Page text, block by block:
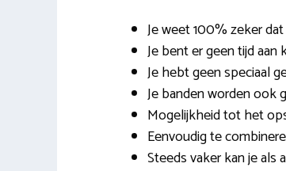
Je weet 100% zeker
Je bent er geen tijd
Je hebt geen speciaal
Je banden worden ook
Mogelijkheid tot het
Eenvoudig te
Steeds vaker kan je als